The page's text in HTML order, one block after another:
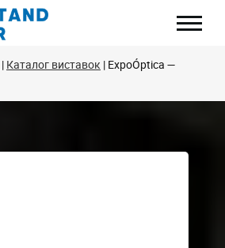
Каталог виставок ExpoÓptica —